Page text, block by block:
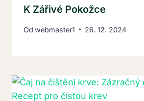
K Zářivé Pokožce
Od webmaster1 26. 12. 2024